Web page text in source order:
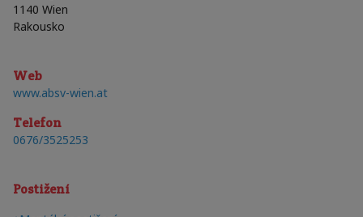
1140 Wien
Rakousko
Web
www.absv-wien.at
Telefon
0676/3525253
Postižení